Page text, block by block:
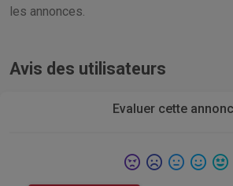
les annonces.
Avis des utilisateurs
Evaluer cette